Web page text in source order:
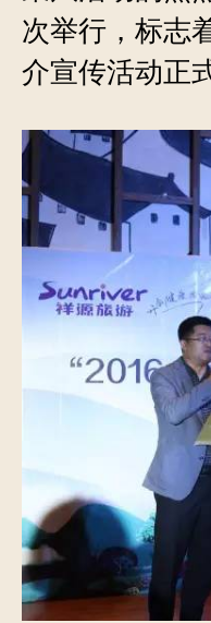
次举行，标志
介宣传活动正